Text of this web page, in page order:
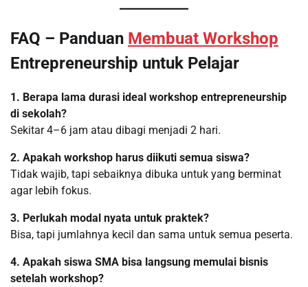
FAQ – Panduan Membuat Workshop
Entrepreneurship untuk Pelajar
1. Berapa lama durasi ideal workshop entrepreneurship
di sekolah?
Sekitar 4–6 jam atau dibagi menjadi 2 hari.
2. Apakah workshop harus diikuti semua siswa?
Tidak wajib, tapi sebaiknya dibuka untuk yang berminat
agar lebih fokus.
3. Perlukah modal nyata untuk praktek?
Bisa, tapi jumlahnya kecil dan sama untuk semua peserta.
4. Apakah siswa SMA bisa langsung memulai bisnis
setelah workshop?